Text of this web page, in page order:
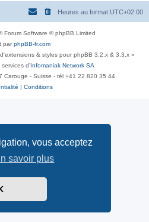
vous acceptez
savoir plus
Heures au format UTC+02:00
Forum Software © phpBB Limited
parphpBB-fr.com
& styles pour phpBB 3.2.x & 3.3.x »
d’ Infomaniak Network SA
Carouge - Suisse - tél +41 22 820 35 44
Conditions